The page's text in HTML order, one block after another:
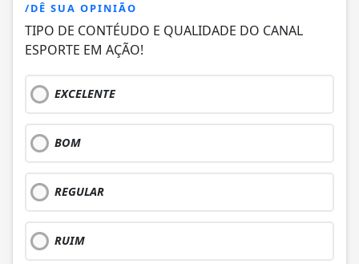
/DÊ SUA OPINIÃO
TIPO DE CONTÉUDO E QUALIDADE DO CANAL
ESPORTE EM AÇÃO!
EXCELENTE
BOM
REGULAR
RUIM